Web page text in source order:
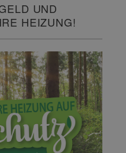
UND
HEIZUNG!